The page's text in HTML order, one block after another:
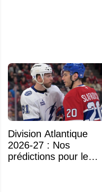
Division Atlantique
2026-27 : Nos
prédictions pour le